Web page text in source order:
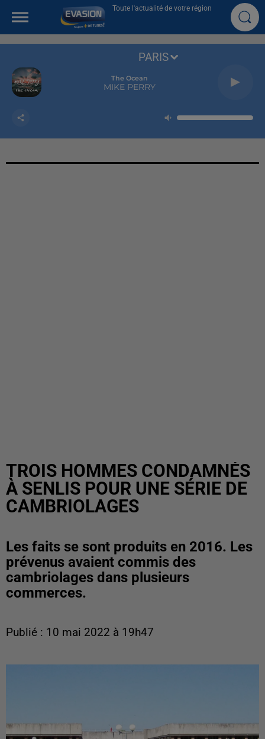
Toute l'actualité de votre région
The Ocean
MIKE PERRY
PARIS
TROIS HOMMES CONDAMNÉS
À SENLIS POUR UNE SÉRIE DE
CAMBRIOLAGES
Les faits se sont produits en 2016. Les
prévenus avaient commis des
cambriolages dans plusieurs
commerces.
Publié : 10 mai 2022 à 19h47